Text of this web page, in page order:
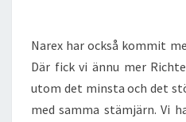
Narex har också kommit
Där fick vi ännu mer
utom det minsta och det
med samma stämjärn. Vi